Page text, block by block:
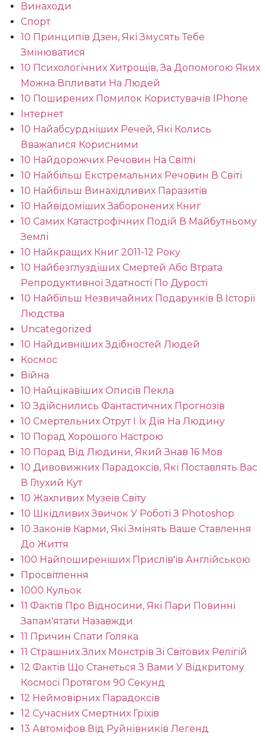
Винаходи
Спорт
10 Принципів Дзен, Які Змусять Тебе
Змінюватися
10 Психологічних Хитрощів, За Допомогою Яких
Можна Впливати На Людей
10 Поширених Помилок Користувачів IPhone
Інтернет
10 Найабсурдніших Речей, Які Колись
Вважалися Корисними
10 Найдорожчих Речовин На Світлі
10 Найбільш Екстремальних Речовин В Світі
10 Найбільш Винахідливих Паразитів
10 Найвідоміших Заборонених Книг
10 Самих Катастрофічних Подій В Майбутньому
Землі
10 Найкращих Книг 2011-12 Року
10 Найбезглуздіших Смертей Або Втрата
Репродуктивної Здатності По Дурості
10 Найбільш Незвичайних Подарунків В Історії
Людства
Uncategorized
10 Найдивніших Здібностей Людей
Космос
Війна
10 Найцікавіших Описів Пекла
10 Здійснились Фантастичних Прогнозів
10 Смертельних Отрут І Їх Дія На Людину
10 Порад Хорошого Настрою
10 Порад Від Людини, Який Знав 16 Мов
10 Дивовижних Парадоксів, Які Поставлять Вас
В Глухий Кут
10 Жахливих Музеїв Світу
10 Шкідливих Звичок У Роботі З Photoshop
10 Законів Карми, Які Змінять Ваше Ставлення
До Життя
100 Найпоширеніших Прислів'їв Англійською
Просвітлення
1000 Кульок
11 Фактів Про Відносини, Які Пари Повинні
Запам'ятати Назавжди
11 Причин Спати Голяка
11 Страшних Злих Монстрів Зі Світових Релігій
12 Фактів Що Станеться З Вами У Відкритому
Космосі Протягом 90 Секунд
12 Неймовірних Парадоксів
12 Сучасних Смертних Гріхів
13 Автоміфов Від Руйнівників Легенд